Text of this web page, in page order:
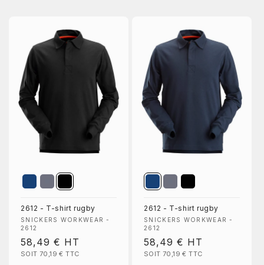
2612 - T-shirt rugby
Fournisseur :
SNICKERS WORKWEAR -
2612
Prix
habituel
58,49 € HT
SOIT 70,19 €TTC
2612 - T-shirt rugby
Fournisseur :
SNICKERS WORKWEAR -
2612
Prix
habituel
58,49 € HT
SOIT 70,19 €TTC
PROFITEZ DE 10 % DE
RÉDUCTION
Inscrivez-vous pour recevoir 10 % de réduction sur votre
première commande et un accès exclusif à nos meilleures